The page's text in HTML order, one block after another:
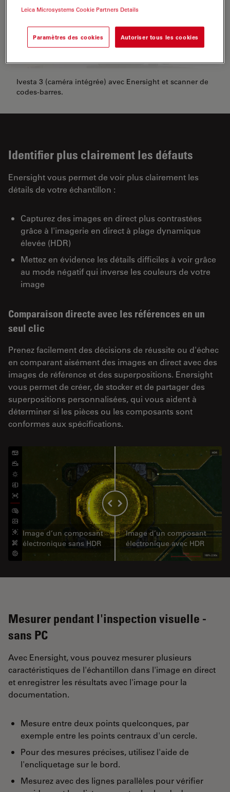
Ivesta 3 (caméra intégrée) avec Enersight et scanner de
codes-barres.
Identifier plus clairement les défauts
Enersight vous permet de voir plus clairement les
détails de votre échantillon :
Capturez des images en direct plus contrastées
grâce à l'imagerie en direct à plage dynamique
élevée (HDR)
Mettez en évidence les détails difficiles à voir grâce
au mode négatif qui inverse les couleurs de votre
image
Comparaison directe avec les références en un
seul clic
Prenez facilement des décisions de réussite ou d'échec
en comparant aisément des images en direct avec des
images de référence et des superpositions. Enersight
vous permet de créer, de stocker et de partager des
superpositions personnalisées, qui vous aident à
déterminer si les pièces ou les composants sont
conformes aux spécifications.
Image d’un composant
électronique sans HDR
Image d’un composant
électronique avec HDR
Mesurer pendant l'inspection visuelle -
sans PC
Avec Enersight, vous pouvez mesurer plusieurs
caractéristiques de l'échantillon dans l'image en direct
et enregistrer les résultats avec l'image pour la
documentation.
Mesure entre deux points quelconques, par
exemple entre les points centraux d'un cercle.
Pour des mesures précises, utilisez l'aide de
l'encliquetage sur le bord.
Mesurez avec des lignes parallèles pour vérifier
Leica Microsystems Cookie Partners Details
Paramètres des cookies Autoriser tous les cookies